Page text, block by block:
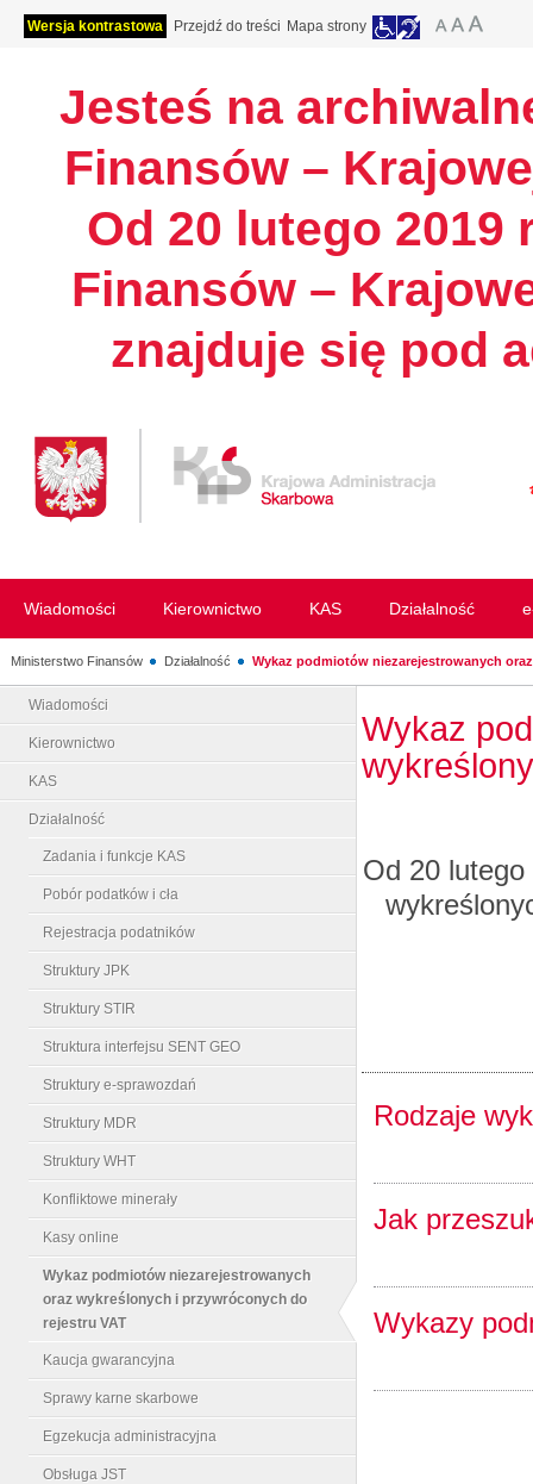
Wersja kontrastowa Przejdź do treści Mapa strony
Jesteś na
Finansów –
Od 20 lutego 2019
Finansów –
znajduje się pod
Wiadomości Kierownictwo KAS Działalność
Ministerstwo Finansów Działalność Wykaz podmiotów niezarejestrowanych
Wiadomości
Kierownictwo
KAS
Działalność
Zadania i funkcje KAS
Pobór podatków i cła
Rejestracja podatników
Struktury JPK
Struktury STIR
Struktura interfejsu SENT GEO
Struktury e-sprawozdań
Struktury MDR
Struktury WHT
Konfliktowe minerały
Kasy online
Wykaz podmiotów niezarejestrowanych
oraz wykreślonych i przywróconych do
rejestru VAT
Kaucja gwarancyjna
Sprawy karne skarbowe
Egzekucja administracyjna
Obsługa JST
Wykaz
Od 20
Rodzaje
Jak
Wykazy